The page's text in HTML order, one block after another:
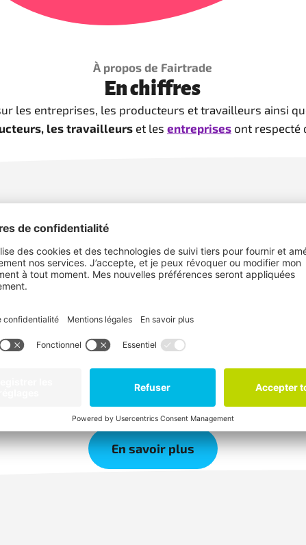
À propos de Fairtrade
En chiffres
les entreprises, les producteurs et travailleurs ainsi
les travailleurs et les entreprises ont respecté
et de trois réseaux de productrices et producteurs,
En savoir plus